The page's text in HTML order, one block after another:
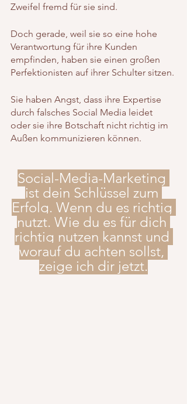
Zweifel fremd für sie sind.
Doch gerade, weil sie so eine hohe
Verantwortung für ihre Kunden
empfinden, haben sie einen großen
Perfektionisten auf ihrer Schulter sitzen.
Sie haben Angst, dass ihre Expertise
durch falsches Social Media leidet
oder sie ihre Botschaft nicht richtig im
Außen kommunizieren können.
Social-Media-Marketing
ist dein Schlüssel zum
Erfolg. Wenn du es richtig
nutzt. Wie du es für dich
richtig nutzen kannst und
worauf du achten sollst,
zeige ich dir jetzt.